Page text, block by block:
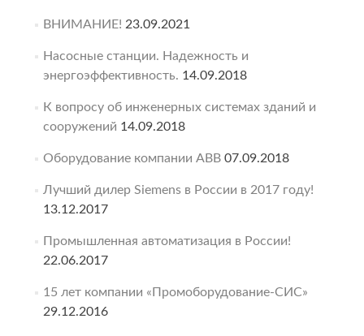
ВНИМАНИЕ! 23.09.2021
Насосные станции. Надежность и
энергоэффективность. 14.09.2018
К вопросу об инженерных системах зданий и
сооружений 14.09.2018
Оборудование компании ABB 07.09.2018
Лучший дилер Siemens в России в 2017 году!
13.12.2017
Промышленная автоматизация в России!
22.06.2017
15 лет компании «Промоборудование-СИС»
29.12.2016